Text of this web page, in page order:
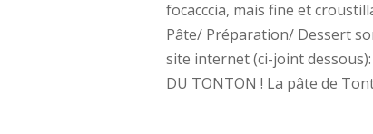
focacccia, mais fine et
Pâte/ Préparation/ Dessert
site internet (ci-joint dessous):
DU TONTON ! La pâte de